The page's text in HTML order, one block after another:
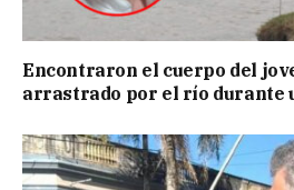
Encontraron el cuerpo del
arrastrado por el río durante